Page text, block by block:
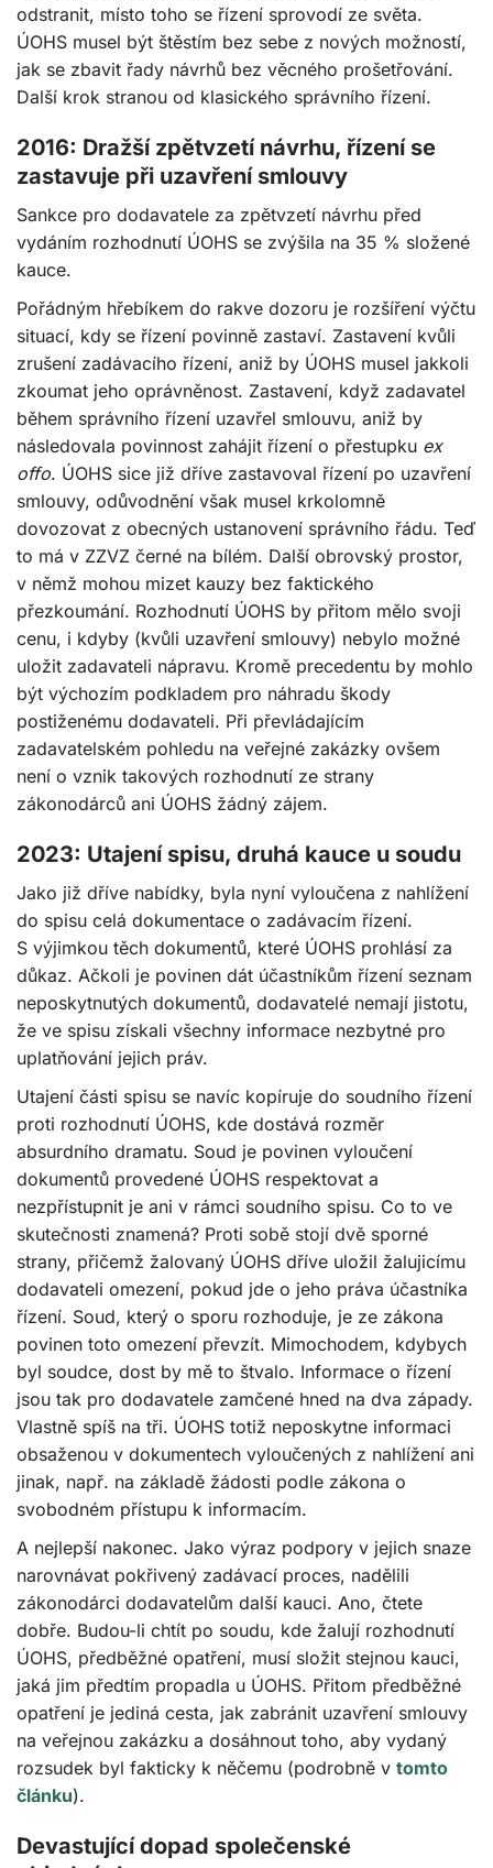
odstranit, místo toho se řízení sprovodí ze světa.
ÚOHS musel být štěstím bez sebe z nových možností,
jak se zbavit řady návrhů bez věcného prošetřování.
Další krok stranou od klasického správního řízení.
2016: Dražší zpětvzetí návrhu, řízení se
zastavuje při uzavření smlouvy
Sankce pro dodavatele za zpětvzetí návrhu před
vydáním rozhodnutí ÚOHS se zvýšila na 35 % složené
kauce.
Pořádným hřebíkem do rakve dozoru je rozšíření výčtu
situací, kdy se řízení povinně zastaví. Zastavení kvůli
zrušení zadávacího řízení, aniž by ÚOHS musel jakkoli
zkoumat jeho oprávněnost. Zastavení, když zadavatel
během správního řízení uzavřel smlouvu, aniž by
následovala povinnost zahájit řízení o přestupku ex
offo. ÚOHS sice již dříve zastavoval řízení po uzavření
smlouvy, odůvodnění však musel krkolomně
dovozovat z obecných ustanovení správního řádu. Teď
to má v ZZVZ černé na bílém. Další obrovský prostor,
v němž mohou mizet kauzy bez faktického
přezkoumání. Rozhodnutí ÚOHS by přitom mělo svoji
cenu, i kdyby (kvůli uzavření smlouvy) nebylo možné
uložit zadavateli nápravu. Kromě precedentu by mohlo
být výchozím podkladem pro náhradu škody
postiženému dodavateli. Při převládajícím
zadavatelském pohledu na veřejné zakázky ovšem
není o vznik takových rozhodnutí ze strany
zákonodárců ani ÚOHS žádný zájem.
2023: Utajení spisu, druhá kauce u soudu
Jako již dříve nabídky, byla nyní vyloučena z nahlížení
do spisu celá dokumentace o zadávacím řízení.
S výjimkou těch dokumentů, které ÚOHS prohlásí za
důkaz. Ačkoli je povinen dát účastníkům řízení seznam
neposkytnutých dokumentů, dodavatelé nemají jistotu,
že ve spisu získali všechny informace nezbytné pro
uplatňování jejich práv.
Utajení části spisu se navíc kopíruje do soudního řízení
proti rozhodnutí ÚOHS, kde dostává rozměr
absurdního dramatu. Soud je povinen vyloučení
dokumentů provedené ÚOHS respektovat a
nezpřístupnit je ani v rámci soudního spisu. Co to ve
skutečnosti znamená? Proti sobě stojí dvě sporné
strany, přičemž žalovaný ÚOHS dříve uložil žalujicímu
dodavateli omezení, pokud jde o jeho práva účastníka
řízení. Soud, který o sporu rozhoduje, je ze zákona
povinen toto omezení převzít. Mimochodem, kdybych
byl soudce, dost by mě to štvalo. Informace o řízení
jsou tak pro dodavatele zamčené hned na dva západy.
Vlastně spíš na tři. ÚOHS totiž neposkytne informaci
obsaženou v dokumentech vyloučených z nahlížení ani
jinak, např. na základě žádosti podle zákona o
svobodném přístupu k informacím.
A nejlepší nakonec. Jako výraz podpory v jejich snaze
narovnávat pokřivený zadávací proces, nadělili
zákonodárci dodavatelům další kauci. Ano, čtete
dobře. Budou-li chtít po soudu, kde žalují rozhodnutí
ÚOHS, předběžné opatření, musí složit stejnou kauci,
jaká jim předtím propadla u ÚOHS. Přitom předběžné
opatření je jediná cesta, jak zabránit uzavření smlouvy
na veřejnou zakázku a dosáhnout toho, aby vydaný
rozsudek byl fakticky k něčemu (podrobně v tomto
článku).
Devastující dopad společenské